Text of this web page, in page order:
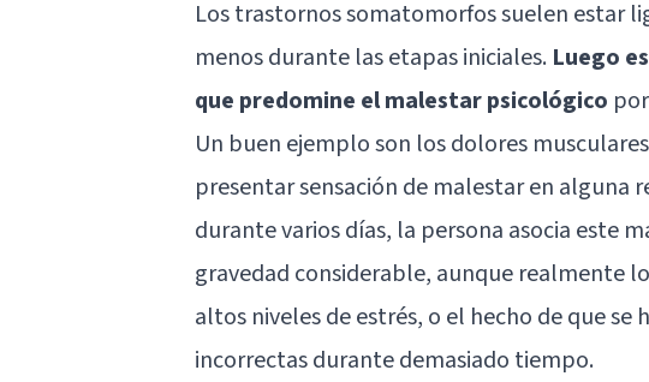
Los trastornos somatomorfos suelen estar
menos durante las etapas iniciales. Luego
que predomine el malestar psicológico
Un buen ejemplo son los dolores
presentar sensación de malestar en alguna
durante varios días, la persona asocia este
gravedad considerable, aunque realmente
altos niveles de estrés, o el hecho de que se
incorrectas durante demasiado tiempo.